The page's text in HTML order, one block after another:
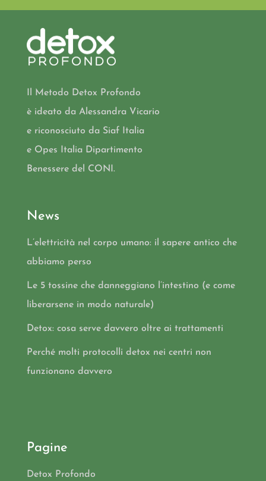
Il Metodo Detox Profondo
è ideato da Alessandra Vicario
e riconosciuto da Siaf Italia
e Opes Italia Dipartimento
Benessere del CONI.
News
L’elettricità nel corpo umano: il sapere antico che
abbiamo perso
Le 5 tossine che danneggiano l’intestino (e come
liberarsene in modo naturale)
Detox: cosa serve davvero oltre ai trattamenti
Perché molti protocolli detox nei centri non
funzionano davvero
Pagine
Detox Profondo